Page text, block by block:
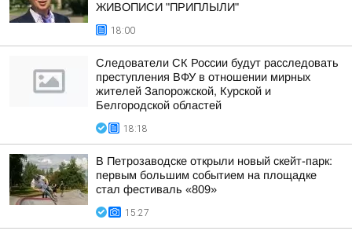
ЖИВОПИСИ "ПРИПЛЫЛИ"
18:00
Следователи СК России будут расследовать
преступления ВФУ в отношении мирных
жителей Запорожской, Курской и
Белгородской областей
18:18
В Петрозаводске открыли новый скейт-парк:
первым большим событием на площадке
стал фестиваль «809»
15:27